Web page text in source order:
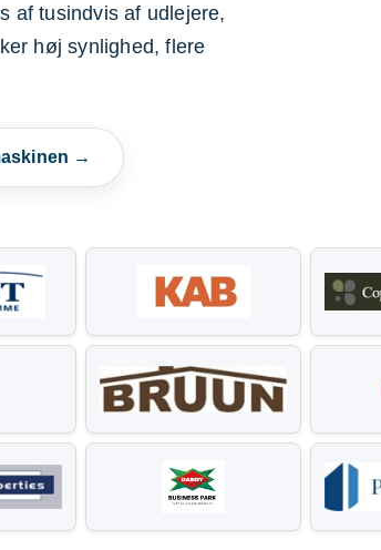
af tusindvis af udlejere,
høj synlighed, flere
→